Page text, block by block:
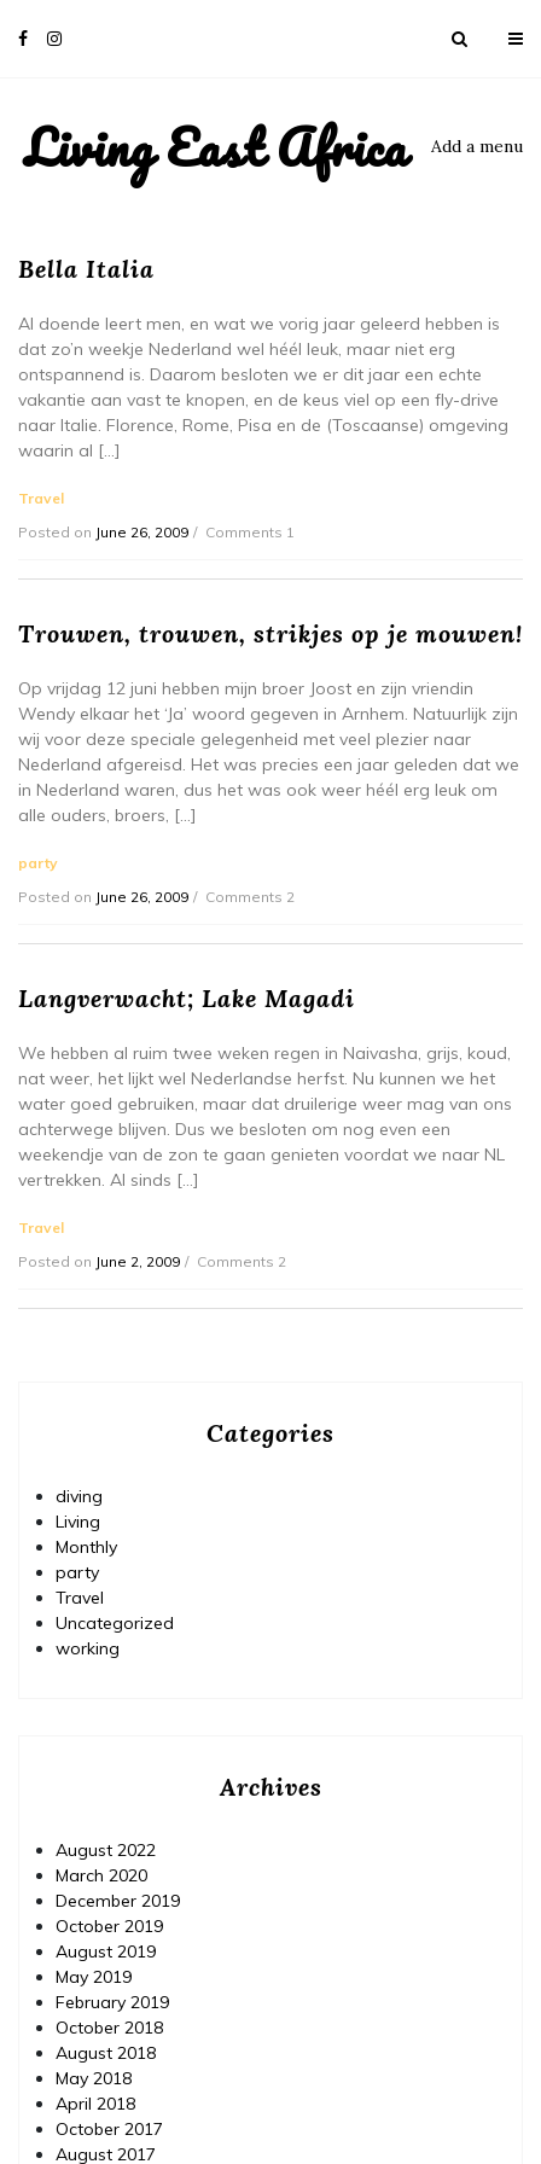
Living East Africa Add a menu
Bella Italia
Al doende leert men, en wat we vorig jaar geleerd hebben is
dat zo’n weekje Nederland wel héél leuk, maar niet erg
ontspannend is. Daarom besloten we er dit jaar een echte
vakantie aan vast te knopen, en de keus viel op een fly-drive
naar Italie. Florence, Rome, Pisa en de (Toscaanse) omgeving
waarin al […]
Travel
Posted on June 26, 2009 Comments 1
Trouwen, trouwen, strikjes op je mouwen!
Op vrijdag 12 juni hebben mijn broer Joost en zijn vriendin
Wendy elkaar het ‘Ja’ woord gegeven in Arnhem. Natuurlijk zijn
wij voor deze speciale gelegenheid met veel plezier naar
Nederland afgereisd. Het was precies een jaar geleden dat we
in Nederland waren, dus het was ook weer héél erg leuk om
alle ouders, broers, […]
party
Posted on June 26, 2009 Comments 2
Langverwacht; Lake Magadi
We hebben al ruim twee weken regen in Naivasha, grijs, koud,
nat weer, het lijkt wel Nederlandse herfst. Nu kunnen we het
water goed gebruiken, maar dat druilerige weer mag van ons
achterwege blijven. Dus we besloten om nog even een
weekendje van de zon te gaan genieten voordat we naar NL
vertrekken. Al sinds […]
Travel
Posted on June 2, 2009 Comments 2
Categories
diving
Living
Monthly
party
Travel
Uncategorized
working
Archives
August 2022
March 2020
December 2019
October 2019
August 2019
May 2019
February 2019
October 2018
August 2018
May 2018
April 2018
October 2017
August 2017